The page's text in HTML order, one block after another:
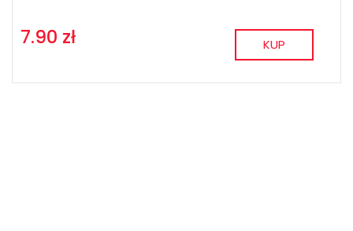
7.90 zł KUP